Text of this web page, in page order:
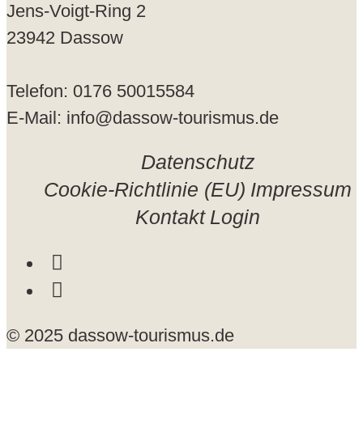
Jens-Voigt-Ring 2
23942 Dassow
Telefon: 0176 50015584
E-Mail: info@dassow-tourismus.de
Datenschutz
Cookie-Richtlinie (EU) Impressum
Kontakt Login
© 2025 dassow-tourismus.de